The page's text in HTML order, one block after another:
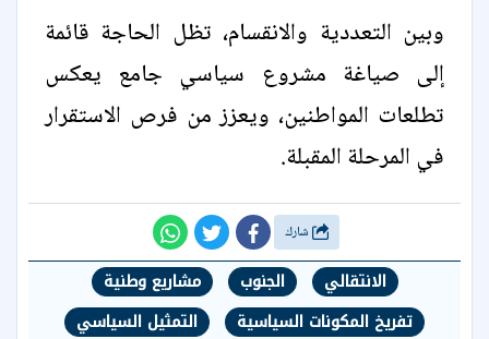
وبين التعددية والانقسام، تظل الحاجة قائمة
إلى صياغة مشروع سياسي جامع يعكس
تطلعات المواطنين، ويعزز من فرص الاستقرار
في المرحلة المقبلة.
الانتقالي الجنوب
مشاريع وطنية
تفريخ المكونات السياسية
التمثيل السياسي